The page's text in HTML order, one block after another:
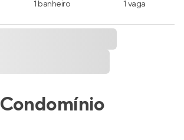
1 banheiro 1 vaga
Condomínio